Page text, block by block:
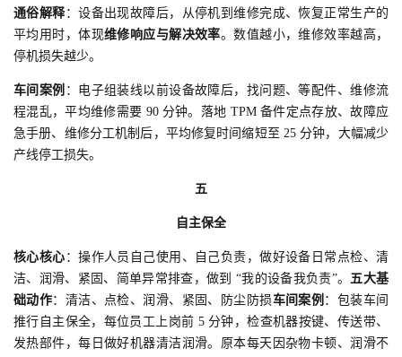
通俗解释：设备出现故障后，从停机到维修完成、恢复正常生产的
平均用时，体现维修响应与解决效率。数值越小，维修效率越高，
停机损失越少。
车间案例 ：电子组装线以前设备故障后，找问题、等配件、维修流
程混乱，平均维修需要 90 分钟。落地 TPM 备件定点存放、故障应
急手册、维修分工机制后，平均修复时间缩短至 25 分钟，大幅减少
产线停工损失。
五
自主保全
核心核心 ：操作人员自己使用、自己负责，做好设备日常点检、清
洁、润滑、紧固、简单异常排查，做到 “我的设备我负责”。五大基
础动作：清洁、点检、润滑、紧固、防尘防损车间案例 ：包装车间
推行自主保全，每位员工上岗前 5 分钟，检查机器按键、传送带、
发热部件，每日做好机器清洁润滑。原本每天因杂物卡顿、润滑不